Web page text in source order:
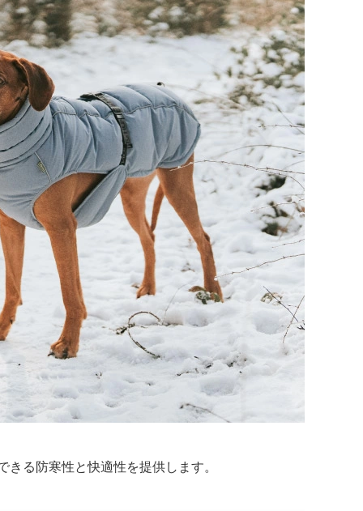
る防寒性と快適性を提供します。